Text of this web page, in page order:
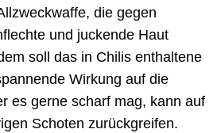
die gegen
und juckende Haut
soll das in Chilis enthaltene
Wirkung auf die
es gerne scharf mag, kann auf
Schoten zurückgreifen.